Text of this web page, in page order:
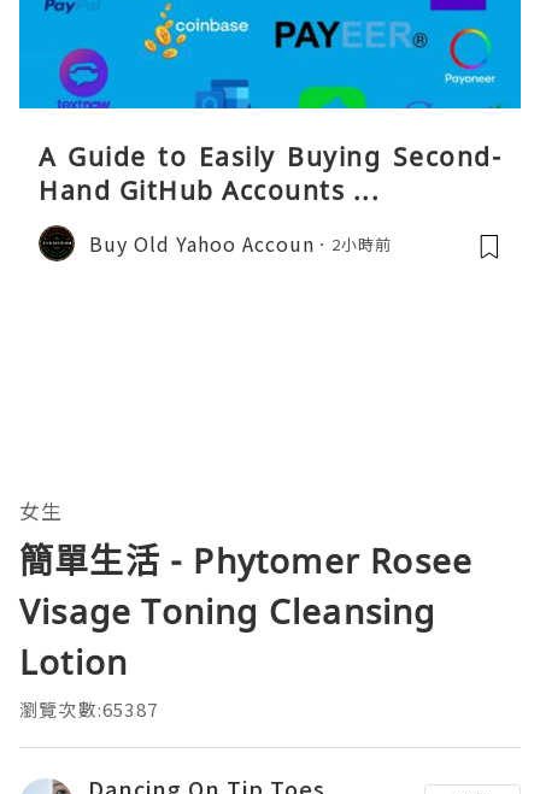
A Guide to Easily Buying Second-
Hand GitHub Accounts ...
Buy Old Yahoo Accoun 2小時前
女生
簡單生活 - Phytomer Rosee
Visage Toning Cleansing
Lotion
瀏覽次數:65387